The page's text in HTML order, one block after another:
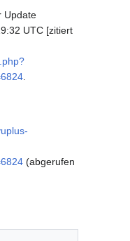
Update
UTC [zitiert
(abgerufen